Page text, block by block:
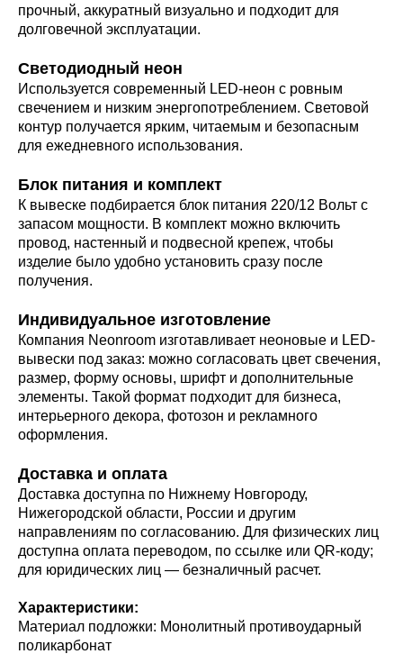
прочный, аккуратный визуально и подходит для
долговечной эксплуатации.
Светодиодный неон
Используется современный LED-неон с ровным
свечением и низким энергопотреблением. Световой
контур получается ярким, читаемым и безопасным
для ежедневного использования.
Блок питания и комплект
К вывеске подбирается блок питания 220/12 Вольт с
запасом мощности. В комплект можно включить
провод, настенный и подвесной крепеж, чтобы
изделие было удобно установить сразу после
получения.
Индивидуальное изготовление
Компания Neonroom изготавливает неоновые и LED-
вывески под заказ: можно согласовать цвет свечения,
размер, форму основы, шрифт и дополнительные
элементы. Такой формат подходит для бизнеса,
интерьерного декора, фотозон и рекламного
оформления.
Доставка и оплата
Доставка доступна по Нижнему Новгороду,
Нижегородской области, России и другим
направлениям по согласованию. Для физических лиц
доступна оплата переводом, по ссылке или QR-коду;
для юридических лиц — безналичный расчет.
Характеристики:
Материал подложки: Монолитный противоударный
поликарбонат